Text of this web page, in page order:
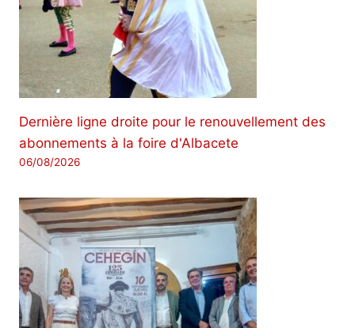
Dernière ligne droite pour le renouvellement des
abonnements à la foire d'Albacete
06/08/2026